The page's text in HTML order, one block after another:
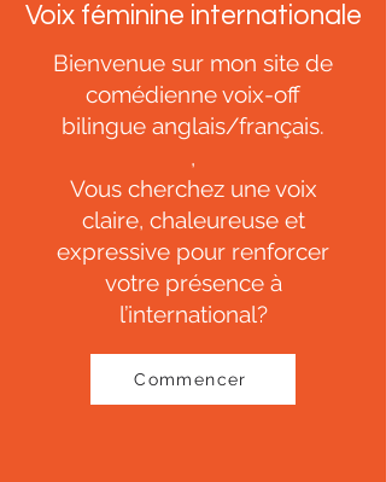
Voix féminine internationale
Bienvenue sur mon site de
comédienne voix-off
bilingue anglais/français.
,
Vous cherchez une voix
claire, chaleureuse et
expressive pour renforcer
votre présence à
l’international?
Commencer